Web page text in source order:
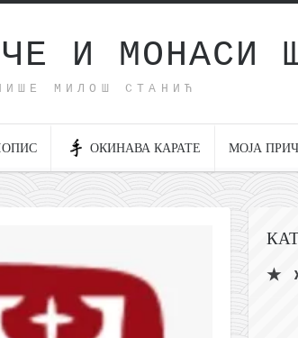
И МОНАСИ
МИЛОШ СТАНИЋ
ОКИНАВА КАРАТЕ МОЈА